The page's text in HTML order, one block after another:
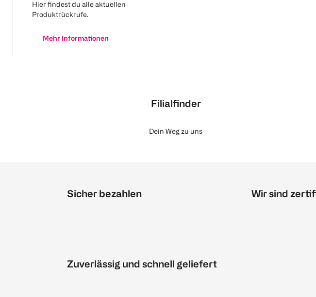
Hier findest du alle aktuellen
Produktrückrufe.
Mehr Informationen
Filialfinder
Dein Weg zu uns
Sicher bezahlen
Zuverlässig und schnell geliefert
Wir sind